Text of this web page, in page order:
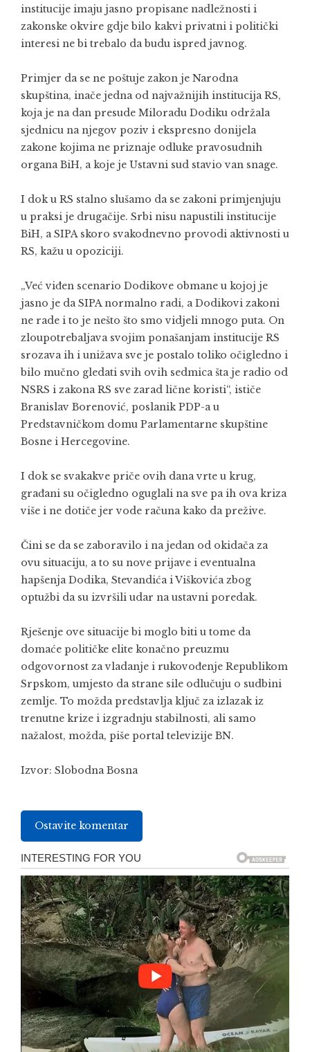
institucije imaju jasno propisane nadležnosti i
zakonske okvire gdje bilo kakvi privatni i politički
interesi ne bi trebalo da budu ispred javnog.
Primjer da se ne poštuje zakon je Narodna
skupština, inače jedna od najvažnijih institucija RS,
koja je na dan presude Miloradu Dodiku održala
sjednicu na njegov poziv i ekspresno donijela
zakone kojima ne priznaje odluke pravosudnih
organa BiH, a koje je Ustavni sud stavio van snage.
I dok u RS stalno slušamo da se zakoni primjenjuju
u praksi je drugačije. Srbi nisu napustili institucije
BiH, a SIPA skoro svakodnevno provodi aktivnosti u
RS, kažu u opoziciji.
„Već viđen scenario Dodikove obmane u kojoj je
jasno je da SIPA normalno radi, a Dodikovi zakoni
ne rade i to je nešto što smo vidjeli mnogo puta. On
zloupotrebaljava svojim ponašanjam institucije RS
srozava ih i unižava sve je postalo toliko očigledno i
bilo mučno gledati svih ovih sedmica šta je radio od
NSRS i zakona RS sve zarad lične koristi“, ističe
Branislav Borenović, poslanik PDP-a u
Predstavničkom domu Parlamentarne skupštine
Bosne i Hercegovine.
I dok se svakakve priče ovih dana vrte u krug,
građani su očigledno oguglali na sve pa ih ova kriza
više i ne dotiče jer vode računa kako da prežive.
Čini se da se zaboravilo i na jedan od okidača za
ovu situaciju, a to su nove prijave i eventualna
hapšenja Dodika, Stevandića i Viškovića zbog
optužbi da su izvršili udar na ustavni poredak.
Rješenje ove situacije bi moglo biti u tome da
domaće političke elite konačno preuzmu
odgovornost za vladanje i rukovođenje Republikom
Srpskom, umjesto da strane sile odlučuju o sudbini
zemlje. To možda predstavlja ključ za izlazak iz
trenutne krize i izgradnju stabilnosti, ali samo
nažalost, možda, piše portal televizije BN.
Izvor: Slobodna Bosna
Ostavite komentar